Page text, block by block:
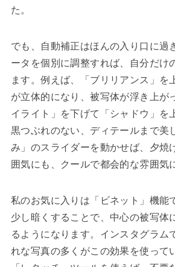
た。
でも、自動補正はほんの入り口に過
ータを個別に調整すれば、自分だけ
ます。例えば、「ブリリアンス」を
が立体的になり、被写体が浮き上が
イライト」を下げて「シャドウ」を
黒つぶれのない、ディテールまで美
み」のスライダーを動かせば、夕焼
囲気にも、クールで都会的な雰囲気
私のお気に入りは「ビネット」機能
少し暗くすることで、中心の被写体
るようになります。インスタグラム
れな写真の多くがこの効果を使って